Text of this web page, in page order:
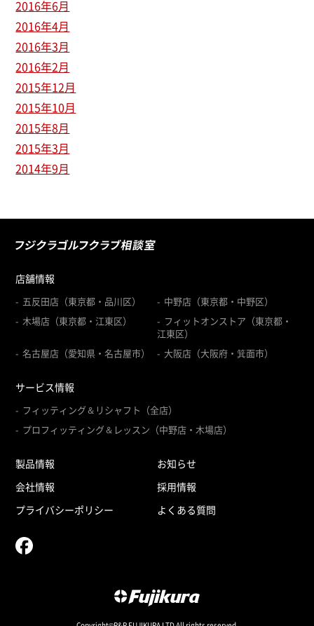
2016年6月
2016年4月
2016年3月
2016年2月
2015年12月
2015年10月
2015年8月
2015年3月
2014年9月
店舗情報
五反田店（東京都・品川区）
中野店（東京都・中野区）
木場店（東京都・江東区）
フィットオンストア（東京都・
江東区）
名古屋店（愛知県・名古屋市）
大阪店（大阪府・箕面市）
サービス情報
フィッティング＆リシャフト（全店）
プロフィッティング＆レッスン（中野店・木場店）
製品情報
お知らせ
会社情報
採用情報
プライバシーポリシー
よくある質問